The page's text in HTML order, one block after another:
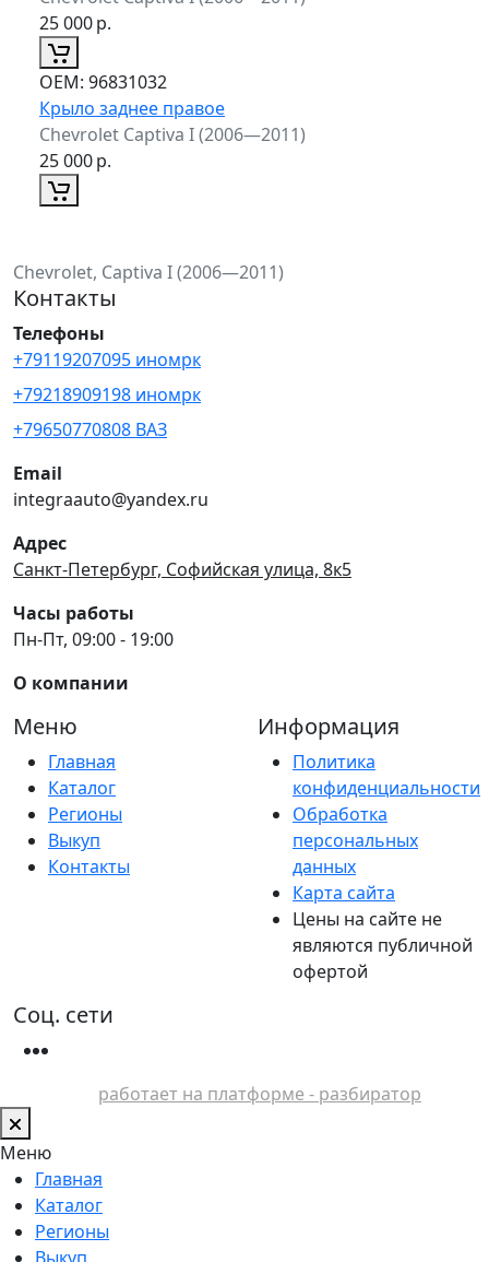
25 000р.
ОЕМ: 96831032
Крыло заднее правое
Chevrolet Captiva I (2006—2011)
25 000р.
Chevrolet, Captiva I (2006—2011)
Контакты
Телефоны
+79119207095 иномрк
+79218909198 иномрк
+79650770808 ВАЗ
Email
integraauto@yandex.ru
Адрес
Санкт-Петербург, Софийская улица, 8к5
Часы работы
Пн-Пт, 09:00 - 19:00
О компании
Меню
Главная
Каталог
Регионы
Выкуп
Контакты
Информация
Политика
конфиденциальности
Обработка
персональных
данных
Карта сайта
Цены на сайте не
являются публичной
офертой
Соц. сети
работает на платформе - разбиратор
Меню
Главная
Каталог
Регионы